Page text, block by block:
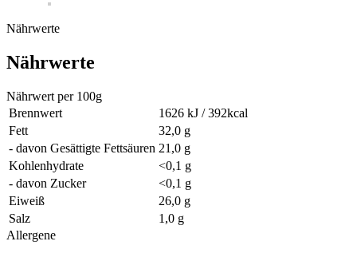
Nährwerte
Nährwerte
Nährwert per 100g
Brennwert
1626 kJ / 392kcal
Fett
32,0 g
- davon Gesättigte Fettsäuren 21,0 g
Kohlenhydrate
<0,1 g
- davon Zucker
<0,1 g
Eiweiß
26,0 g
Salz
1,0 g
Allergene